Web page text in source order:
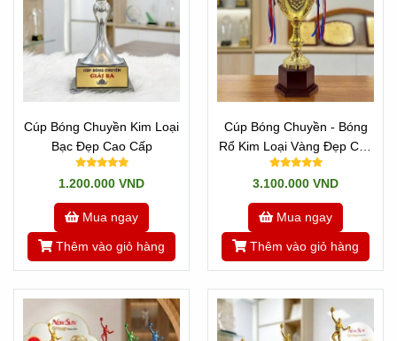
Địa Chỉ Bán Cúp Thể Thao Uy Tín Tại
Tân Nhật Minh
Đến với Tân Nhật Minh, chúng tôi có rất nhiều dòng
sản phẩm đa dạng để quý khách lựa chọn. Chúng tôi là
đơn vị nhập khẩu trực tiếp các dòng cúp pha lê, cúp
Cúp Bóng Chuyền Kim Loại
Bạc Đẹp Cao Cấp
1.200.000 VND
Mua ngay
Thêm vào giỏ hàng
Cúp Bóng Chuyền - Bóng
Rổ Kim Loại Vàng Đẹp Cao
Cấp
3.100.000 VND
Mua ngay
Thêm vào giỏ hàng